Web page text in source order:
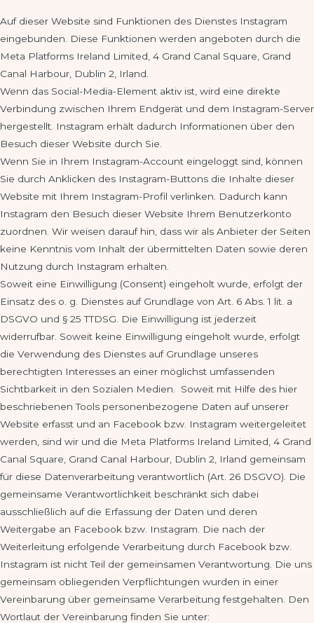
Auf dieser Website sind Funktionen des Dienstes Instagram
eingebunden. Diese Funktionen werden angeboten durch die
Meta Platforms Ireland Limited, 4 Grand Canal Square, Grand
Canal Harbour, Dublin 2, Irland.
Wenn das Social-Media-Element aktiv ist, wird eine direkte
Verbindung zwischen Ihrem Endgerät und dem Instagram-Server
hergestellt. Instagram erhält dadurch Informationen über den
Besuch dieser Website durch Sie.
Wenn Sie in Ihrem Instagram-Account eingeloggt sind, können
Sie durch Anklicken des Instagram-Buttons die Inhalte dieser
Website mit Ihrem Instagram-Profil verlinken. Dadurch kann
Instagram den Besuch dieser Website Ihrem Benutzerkonto
zuordnen. Wir weisen darauf hin, dass wir als Anbieter der Seiten
keine Kenntnis vom Inhalt der übermittelten Daten sowie deren
Nutzung durch Instagram erhalten.
Soweit eine Einwilligung (Consent) eingeholt wurde, erfolgt der
Einsatz des o. g. Dienstes auf Grundlage von Art. 6 Abs. 1 lit. a
DSGVO und § 25 TTDSG. Die Einwilligung ist jederzeit
widerrufbar. Soweit keine Einwilligung eingeholt wurde, erfolgt
die Verwendung des Dienstes auf Grundlage unseres
berechtigten Interesses an einer möglichst umfassenden
Sichtbarkeit in den Sozialen Medien. Soweit mit Hilfe des hier
beschriebenen Tools personenbezogene Daten auf unserer
Website erfasst und an Facebook bzw. Instagram weitergeleitet
werden, sind wir und die Meta Platforms Ireland Limited, 4 Grand
Canal Square, Grand Canal Harbour, Dublin 2, Irland gemeinsam
für diese Datenverarbeitung verantwortlich (Art. 26 DSGVO). Die
gemeinsame Verantwortlichkeit beschränkt sich dabei
ausschließlich auf die Erfassung der Daten und deren
Weitergabe an Facebook bzw. Instagram. Die nach der
Weiterleitung erfolgende Verarbeitung durch Facebook bzw.
Instagram ist nicht Teil der gemeinsamen Verantwortung. Die uns
gemeinsam obliegenden Verpflichtungen wurden in einer
Vereinbarung über gemeinsame Verarbeitung festgehalten. Den
Wortlaut der Vereinbarung finden Sie unter: